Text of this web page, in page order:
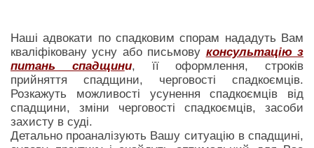
Наші адвокати по спадковим спорам нададуть Вам
кваліфіковану усну або письмову консультацію з
питань спадщини, її оформлення, строків
прийняття спадщини, черговості спадкоємців.
Розкажуть можливості усунення спадкоємців від
спадщини, зміни черговості спадкоємців, засоби
захисту в суді.
Детально проаналізують Вашу ситуацію в спадщині,